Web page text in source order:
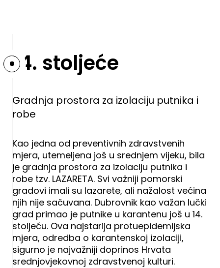
14. stoljeće
Gradnja prostora za izolaciju putnika i
robe
Kao jedna od preventivnih zdravstvenih
mjera, utemeljena još u srednjem vijeku, bila
je gradnja prostora za izolaciju putnika i
robe tzv. LAZARETA. Svi važniji pomorski
gradovi imali su lazarete, ali nažalost većina
njih nije sačuvana. Dubrovnik kao važan lučki
grad primao je putnike u karantenu još u 14.
stoljeću. Ova najstarija protuepidemijska
mjera, odredba o karantenskoj izolaciji,
sigurno je najvažniji doprinos Hrvata
srednjovjekovnoj zdravstvenoj kulturi.